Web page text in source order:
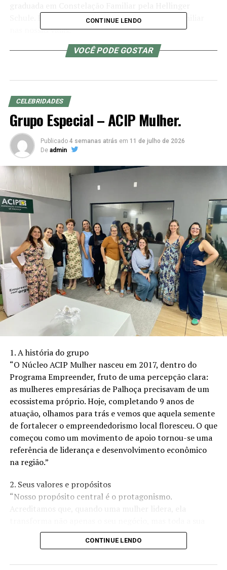
Schule. Explica a importância da constelação familiar
nas nossas vidas.
A constelação familiar é uma abordagem terapêutica
estar emocional e psicológico de um indivíduo.
A sessão de constelação familiar, que pode ser feita em
grupo ou individualmente, onde através de movimentos
sistêmicos o constelado observa o que está oculto, o que
está desorganizado em seu sistema familiar e assim
conseguir mudar sua postura diante disso. Para isso,
voluntários são escolhidos para representar membros
da família do cliente em sessões em grupo, por exemplo.
Nas sessões individuais on-line, bonecos ou quaisquer
família. O mediador, muitas vezes chamado de
constelador, orienta o processo, observando as
interações e as dinâmicas que surgem entre os
Durante a constelação, o cliente trabalha para explorar
CONTINUE LENDO
VOCÊ PODE GOSTAR
CELEBRIDADES
Grupo Especial – ACIP Mulher.
Publicado 4 semanas atrás em 11 de julho de 2026
De admin
1. A história do grupo
“O Núcleo ACIP Mulher nasceu em 2017, dentro do
Programa Empreender, fruto de uma percepção clara:
as mulheres empresárias de Palhoça precisavam de um
ecossistema próprio. Hoje, completando 9 anos de
atuação, olhamos para trás e vemos que aquela semente
de fortalecer o empreendedorismo local floresceu. O que
começou como um movimento de apoio tornou-se uma
referência de liderança e desenvolvimento econômico
na região.”
2. Seus valores e propósitos
“Nosso propósito central é o protagonismo.
Acreditamos que, quando uma mulher lidera, ela
comunidade. Nossos valores são pautados na
colaboração, na ética e no crescimento conjunto. Não
CONTINUE LENDO